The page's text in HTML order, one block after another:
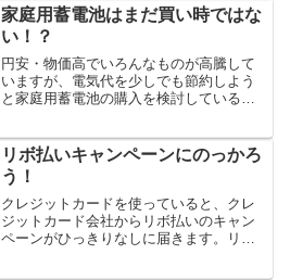
HT802と050plusで月額基本料150円で利
用できる固定電話を運用してみました。
家庭用蓄電池はまだ買い時ではな
い！？
円安・物価高でいろんなものが高騰して
いますが、電気代を少しでも節約しよう
と家庭用蓄電池の購入を検討している方
日々を送っていますので、このモヤモヤ
を晴らすべく、きっちりと...
リボ払いキャンペーンにのっかろ
う！
クレジットカードを使っていると、クレ
ジットカード会社からリボ払いのキャン
ペーンがひっきりなしに届きます。リボ